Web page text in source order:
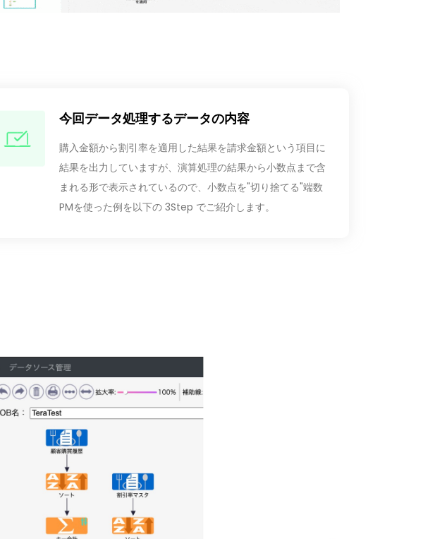
今回データ処理するデータの内容
購入金額から割引率を適用した結果を請求金額という項目に
結果を出力していますが、演算処理の結果から小数点まで含
まれる形で表示されているので、小数点を"切り捨てる"端数
PMを使った例を以下の 3Step でご紹介します。